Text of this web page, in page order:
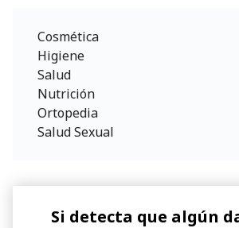
Cosmética
Higiene
Salud
Nutrición
Ortopedia
Salud Sexual
Si detecta que algún